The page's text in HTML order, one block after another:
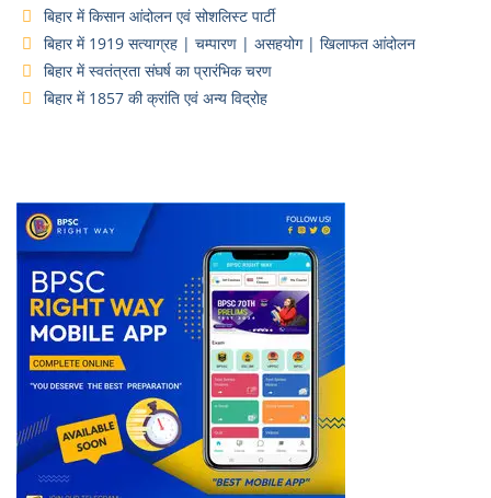
बिहार में किसान आंदोलन एवं सोशलिस्ट पार्टी
बिहार में 1919 सत्याग्रह | चम्पारण | असहयोग | खिलाफत आंदोलन
बिहार में स्वतंत्रता संघर्ष का प्रारंभिक चरण
बिहार में 1857 की क्रांति एवं अन्य विद्रोह